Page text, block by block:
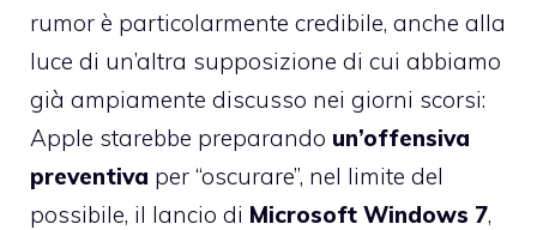
rumor è particolarmente credibile, anche alla
luce di un’altra supposizione di cui abbiamo
già ampiamente discusso nei giorni scorsi:
Apple starebbe preparando un’offensiva
preventiva per “oscurare”, nel limite del
possibile, il lancio di Microsoft Windows 7,